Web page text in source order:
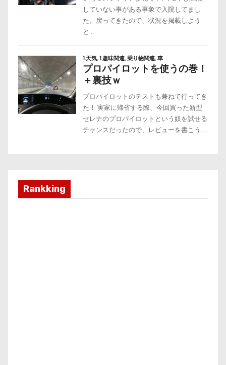
Rankking